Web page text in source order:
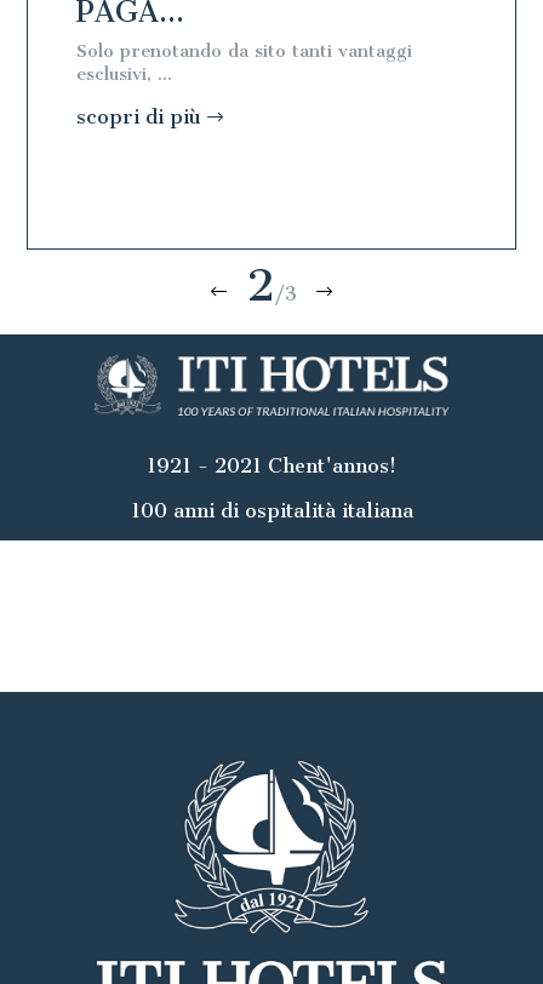
PAGA...
Solo prenotando da sito tanti vantaggi
esclusivi, ...
scopri di più
2 /3
1921 - 2021 Chent'annos!
100 anni di ospitalità italiana